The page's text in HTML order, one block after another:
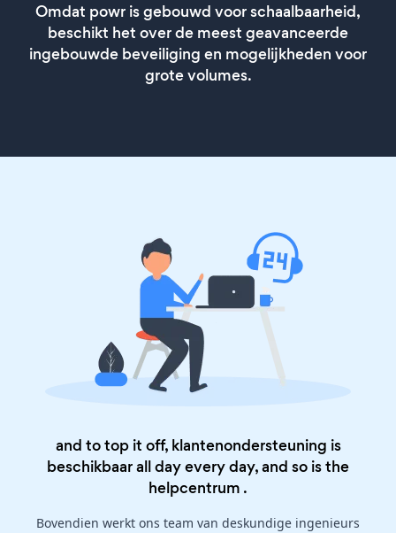
Omdat powr is gebouwd voor schaalbaarheid,
beschikt het over de meest geavanceerde
ingebouwde beveiliging en mogelijkheden voor
grote volumes.
and to top it off, klantenondersteuning is
beschikbaar all day every day, and so is the
helpcentrum .
Bovendien werkt ons team van deskundige ingenieurs